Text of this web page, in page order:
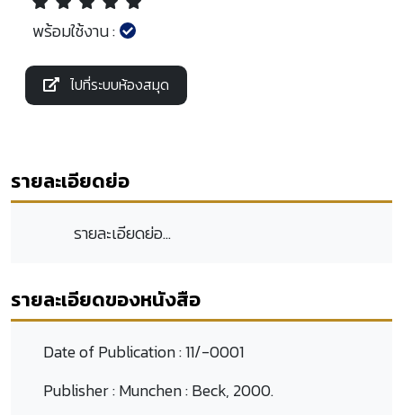
พร้อมใช้งาน :
ไปที่ระบบห้องสมุด
รายละเอียดย่อ
รายละเอียดย่อ...
รายละเอียดของหนังสือ
Date of Publication :11/-0001
Publisher :Munchen : Beck, 2000.